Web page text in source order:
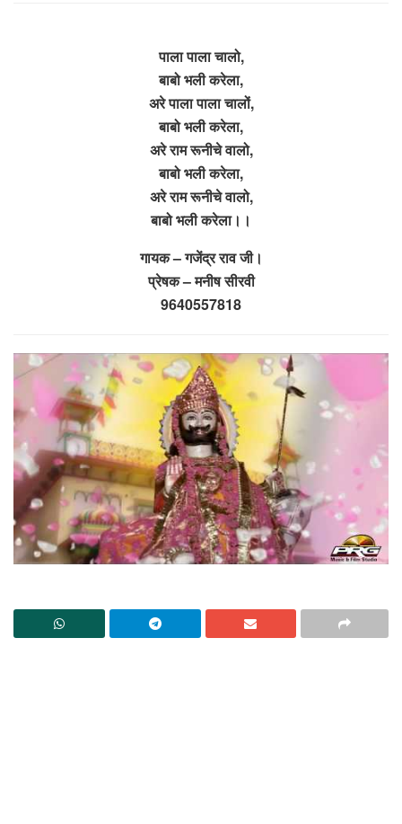
पाला पाला चालो,
बाबो भली करेला,
अरे पाला पाला चालों,
बाबो भली करेला,
अरे राम रूनीचे वालो,
बाबो भली करेला,
अरे राम रूनीचे वालो,
बाबो भली करेला।।
गायक – गजेंद्र राव जी।
प्रेषक – मनीष सीरवी
9640557818